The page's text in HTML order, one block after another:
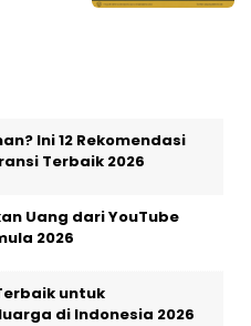
Ini 12 Rekomendasi
Terbaik 2026
Uang dari YouTube
2026
untuk
di Indonesia 2026